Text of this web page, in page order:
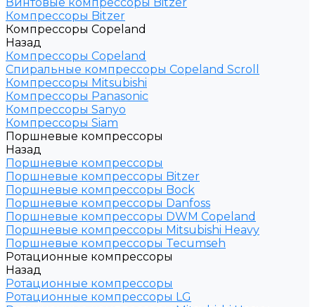
Компрессоры Bitzer
Компрессоры Copeland
Назад
Компрессоры Copeland
Спиральные компрессоры Copeland Scroll
Компрессоры Mitsubishi
Компрессоры Panasonic
Компрессоры Sanyo
Компрессоры Siam
Поршневые компрессоры
Назад
Поршневые компрессоры
Поршневые компрессоры Bitzer
Поршневые компрессоры Bock
Поршневые компрессоры Danfoss
Поршневые компрессоры DWM Copeland
Поршневые компрессоры Mitsubishi Heavy
Поршневые компрессоры Tecumseh
Ротационные компрессоры
Назад
Ротационные компрессоры
Ротационные компрессоры LG